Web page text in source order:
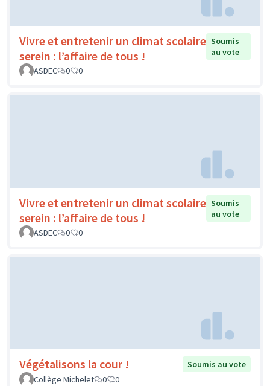
Vivre et entretenir un climat scolaire
serein : l’affaire de tous !
Soumis
au vote
ASDEC
0 0
Vivre et entretenir un climat scolaire
serein : l’affaire de tous !
Soumis
au vote
ASDEC
0 0
Végétalisons la cour !
Soumis au vote
Collège Michelet
0 0